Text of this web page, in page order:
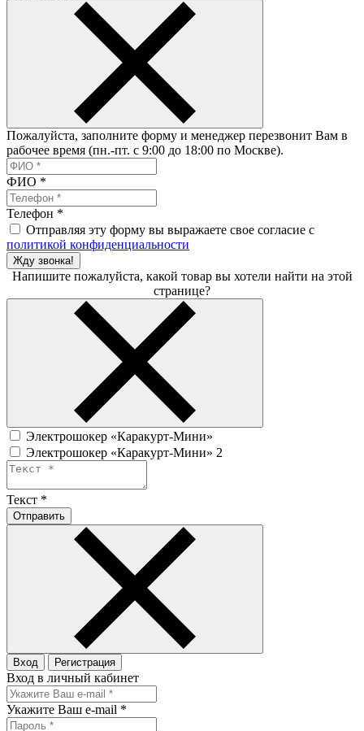
Пожалуйста, заполните форму и менеджер перезвонит Вам в
рабочее время (пн.-пт. с 9:00 до 18:00 по Москве).
ФИО *
Телефон *
Отправляя эту форму вы выражаете свое согласие с
политикой конфиденциальности
Жду звонка!
Напишите пожалуйста, какой товар вы хотели найти на этой
странице?
Электрошокер «Каракурт-Мини»
Электрошокер «Каракурт-Мини» 2
Текст *
Отправить
Вход Регистрация
Вход в личный кабинет
Укажите Ваш e-mail *